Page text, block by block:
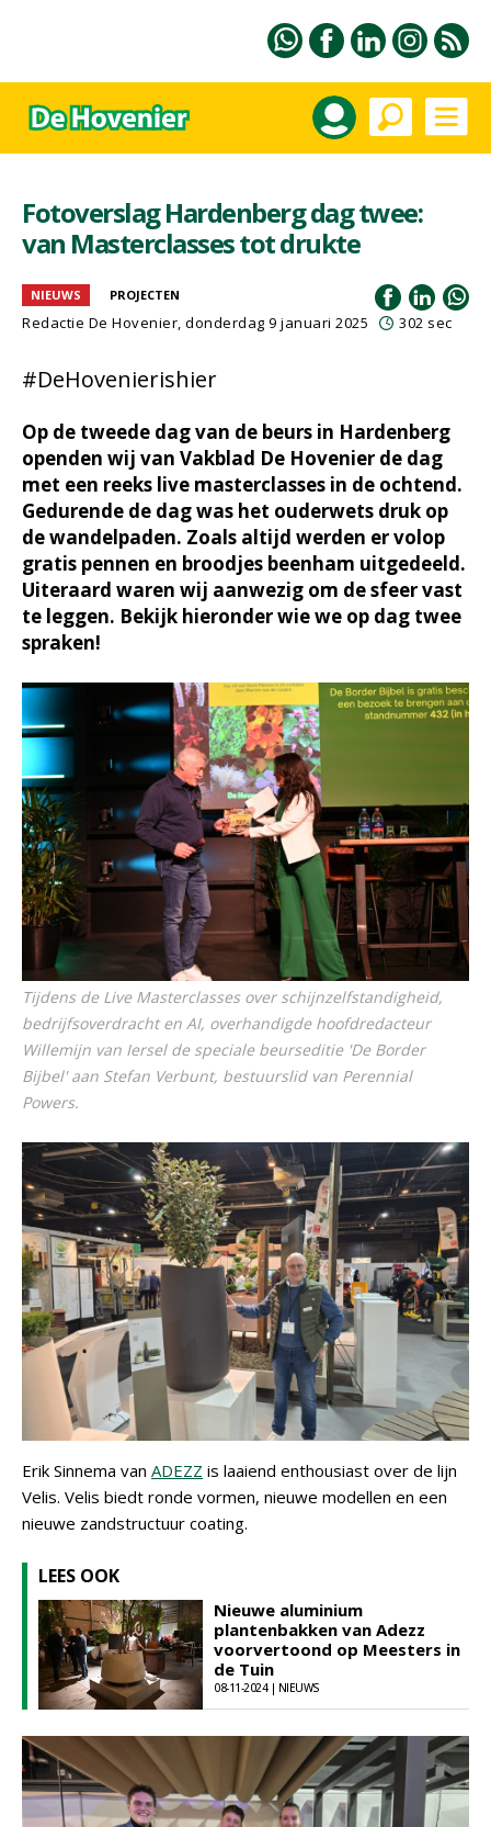
Fotoverslag Hardenberg dag twee:
van Masterclasses tot drukte
NIEUWS PROJECTEN
Redactie De Hovenier, donderdag 9 januari 2025 302 sec
#DeHovenierishier
Op de tweede dag van de beurs in Hardenberg
openden wij van Vakblad De Hovenier de dag
met een reeks live masterclasses in de ochtend.
Gedurende de dag was het ouderwets druk op
de wandelpaden. Zoals altijd werden er volop
gratis pennen en broodjes beenham uitgedeeld.
Uiteraard waren wij aanwezig om de sfeer vast
te leggen. Bekijk hieronder wie we op dag twee
spraken!
Tijdens de Live Masterclasses over schijnzelfstandigheid,
bedrijfsoverdracht en AI, overhandigde hoofdredacteur
Willemijn van Iersel de speciale beurseditie 'De Border
Bijbel' aan Stefan Verbunt, bestuurslid van Perennial
Powers.
Erik Sinnema van ADEZZ is laaiend enthousiast over de lijn
Velis. Velis biedt ronde vormen, nieuwe modellen en een
nieuwe zandstructuur coating.
LEES OOK
Nieuwe aluminium
plantenbakken van Adezz
voorvertoond op Meesters in
de Tuin
08-11-2024 | NIEUWS